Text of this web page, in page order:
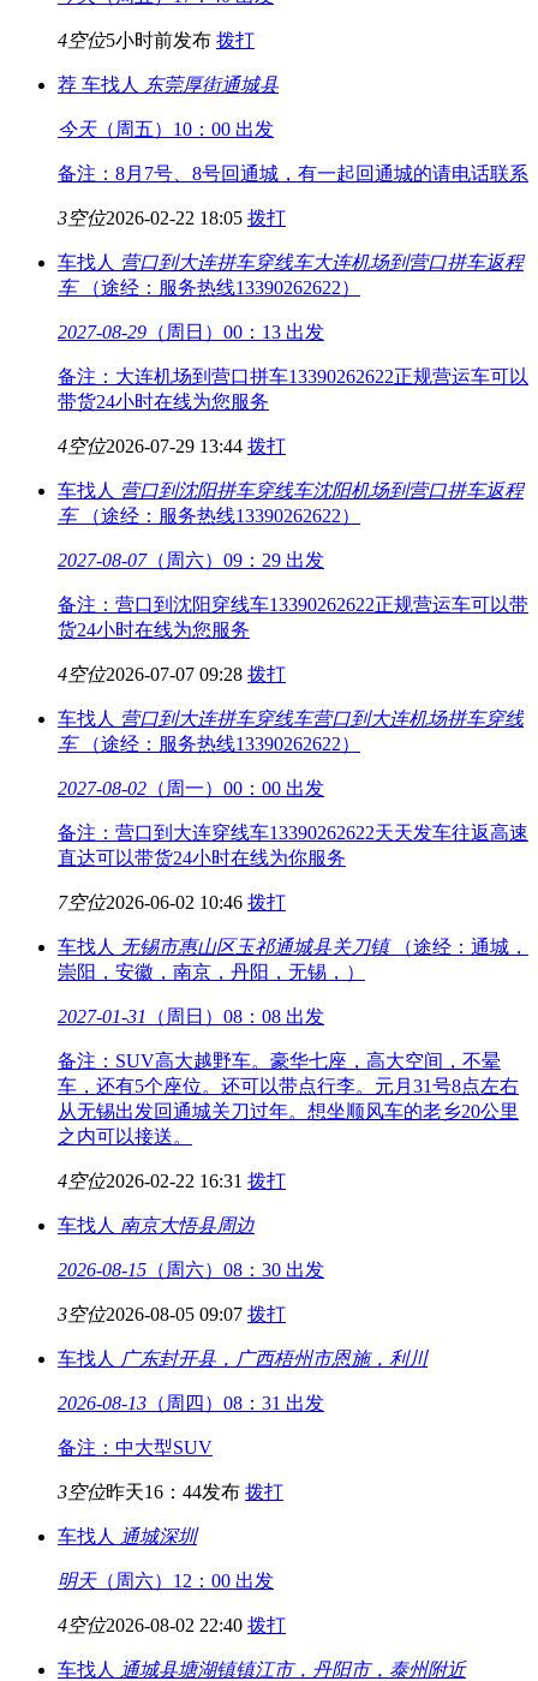
4空位5小时前发布 拨打
荐 车找人 东莞厚街通城县
今天（周五）10：00 出发
备注：8月7号、8号回通城，有一起回通城的请电话联系
3空位2026-02-22 18:05 拨打
车找人 营口到大连拼车穿线车大连机场到营口拼车返程
车
（途经：服务热线13390262622）
2027-08-29 （周日）00：13 出发
备注：大连机场到营口拼车13390262622正规营运车可以
带货24小时在线为您服务
4空位2026-07-29 13:44 拨打
车找人 营口到沈阳拼车穿线车沈阳机场到营口拼车返程
车
（途经：服务热线13390262622）
2027-08-07（周六）09：29 出发
备注：营口到沈阳穿线车13390262622正规营运车可以带
货24小时在线为您服务
4空位2026-07-07 09:28 拨打
车找人 营口到大连拼车穿线车营口到大连机场拼车穿线
车
（途经：服务热线13390262622）
2027-08-02 （周一）00：00 出发
备注：营口到大连穿线车13390262622天天发车往返高速
直达可以带货24小时在线为你服务
7空位2026-06-02 10:46 拨打
车找人 无锡市惠山区玉祁通城县关刀镇
（途经：通城，
崇阳，安徽，南京，丹阳，无锡，）
2027-01-31 （周日）08：08 出发
备注：SUV高大越野车。豪华七座，高大空间，不晕
车，还有5个座位。还可以带点行李。元月31号8点左右
从无锡出发回通城关刀过年。想坐顺风车的老乡20公里
之内可以接送。
4空位2026-02-22 16:31 拨打
车找人 南京大悟县周边
2026-08-15 （周六）08：30 出发
3空位2026-08-05 09:07 拨打
车找人 广东封开县，广西梧州市恩施，利川
2026-08-13 （周四）08：31 出发
备注：中大型SUV
3空位昨天16：44发布 拨打
车找人 通城深圳
明天（周六）12：00 出发
4空位2026-08-02 22:40 拨打
车找人 通城县塘湖镇镇江市，丹阳市，泰州附近